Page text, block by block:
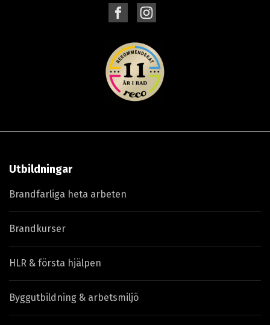
Utbildningar
Brandfarliga heta arbeten
Brandkurser
HLR & första hjälpen
Byggutbildning & arbetsmiljö